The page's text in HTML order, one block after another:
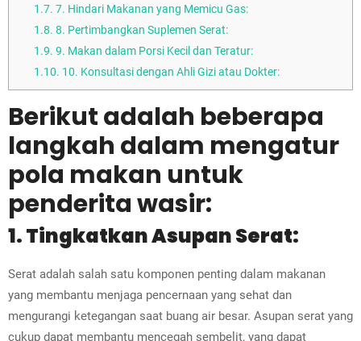
1.7. 7. Hindari Makanan yang Memicu Gas:
1.8. 8. Pertimbangkan Suplemen Serat:
1.9. 9. Makan dalam Porsi Kecil dan Teratur:
1.10. 10. Konsultasi dengan Ahli Gizi atau Dokter:
Berikut adalah beberapa
langkah dalam mengatur
pola makan untuk
penderita wasir:
1. Tingkatkan Asupan Serat:
Serat adalah salah satu komponen penting dalam makanan
yang membantu menjaga pencernaan yang sehat dan
mengurangi ketegangan saat buang air besar. Asupan serat yang
cukup dapat membantu mencegah sembelit, yang dapat